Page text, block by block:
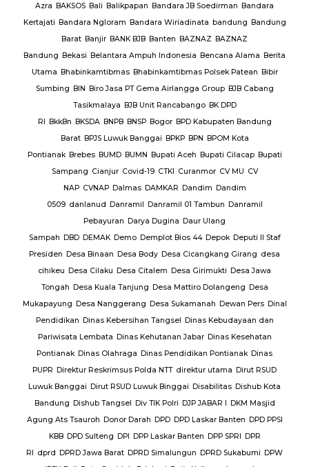
Azra BAKSOS Bali Balikpapan Bandara JB Soedirman Bandara
Kertajati Bandara Ngloram Bandara Wiriadinata bandung Bandung
Barat Banjir BANK BJB Banten BAZNAZ BAZNAZ
Bandung Bekasi Belantara Ampuh Indonesia Bencana Alama Berita
Utama Bhabinkamtibmas Bhabinkamtibmas Polsek Patean Bibir
Sumbing BIN Biro Jasa PT Gema Airlangga Group BJB Cabang
Tasikmalaya BJB Unit Rancabango BK DPD
RI BkkBn BKSDA BNPB BNSP Bogor BPD Kabupaten Bandung
Barat BPJS Luwuk Banggai BPKP BPN BPOM Kota
Pontianak Brebes BUMD BUMN Bupati Aceh Bupati Cilacap Bupati
Sampang Cianjur Covid-19 CTKI Curanmor CV MU CV
NAP CVNAP Dalmas DAMKAR Dandim Dandim
0509 danlanud Danramil Danramil 01 Tambun Danramil
Pebayuran Darya Dugina Daur Ulang
Sampah DBD DEMAK Demo Demplot Bios 44 Depok Deputi II Staf
Presiden Desa Binaan Desa Body Desa Cicangkang Girang desa
cihikeu Desa Cilaku Desa Citalem Desa Girimukti Desa Jawa
Tongah Desa Kuala Tanjung Desa Mattiro Dolangeng Desa
Mukapayung Desa Nanggerang Desa Sukamanah Dewan Pers Dinal
Pendidikan Dinas Kebersihan Tangsel Dinas Kebudayaan dan
Pariwisata Lembata Dinas Kehutanan Jabar Dinas Kesehatan
Pontianak Dinas Olahraga Dinas Pendidikan Pontianak Dinas
PUPR Direktur Reskrimsus Polda NTT direktur utama Dirut RSUD
Luwuk Banggai Dirut RSUD Luwuk Binggai Disabilitas Dishub Kota
Bandung Dishub Tangsel Div TIK Polri DJP JABAR I DKM Masjid
Agung Ats Tsauroh Donor Darah DPD DPD Laskar Banten DPD PPSI
KBB DPD Sulteng DPI DPP Laskar Banten DPP SPRI DPR
RI dprd DPRD Jawa Barat DPRD Simalungun DPRD Sukabumi DPW